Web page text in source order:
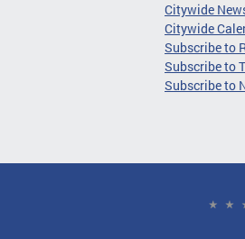
Citywide
Citywide
Subscribe to
Subscribe to
Subscribe to